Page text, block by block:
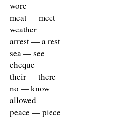
wore
meat — meet
weather
arrest — a rest
sea — see
cheque
their — there
no — know
allowed
peace — piece